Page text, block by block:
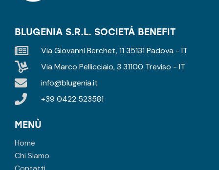
BLUGENIA S.R.L. SOCIETÁ BENEFIT
Via Giovanni Berchet, 11 35131 Padova - IT
Via Marco Pellicciaio, 3 31100 Treviso - IT
info@blugenia.it
+39 0422 523581
MENÙ
Home
Chi Siamo